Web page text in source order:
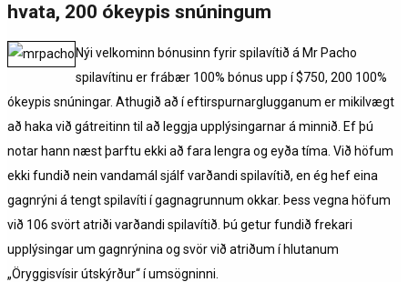
hvata, 200 ókeypis snúningum
Nýi velkominn bónusinn fyrir spilavítið á Mr Pacho
spilavítinu er frábær 100% bónus upp í $750, 200 100%
ókeypis snúningar. Athugið að í eftirspurnarglugganum er mikilvægt
að haka við gátreitinn til að leggja upplýsingarnar á minnið. Ef þú
notar hann næst þarftu ekki að fara lengra og eyða tíma. Við höfum
ekki fundið nein vandamál sjálf varðandi spilavítið, en ég hef eina
gagnrýni á tengt spilavíti í gagnagrunnum okkar. Þess vegna höfum
við 106 svört atriði varðandi spilavítið. Þú getur fundið frekari
upplýsingar um gagnrýnina og svör við atriðum í hlutanum
„Öryggisvísir útskýrður“ í umsögninni.